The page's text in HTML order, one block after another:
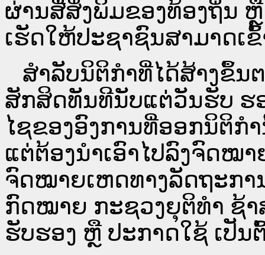
ຜ່ານ​ສື່ສິ່ງພິມຂອງທ້ອງຖິ່ນ
ເຮັດໃຫ້ປະຊາຊົນສາມາດເຂົ້
ສໍາລັບນິຕິກໍາທີ່ໄດ້ສ້າງຂຶ້ນ
ສັກສິດທັນທີນັບແຕ່ວັນຮັບ ຮ
ໄຊຂອງອົງການທີ່ອອກນິຕິ
ແຕ່ຕ້ອງນໍາເອົາໄປລົງຈົດໝ
ຈົດ​ໝາຍ​ເຫດ​ທາງ​ລັດ​ຖະ​ກ
ກົດໝາຍ ກະຊວງຍຸຕິທໍາ ຊ້
ຮັບຮອງ ຫຼື ປະກາດໃຊ້ ເປັນ